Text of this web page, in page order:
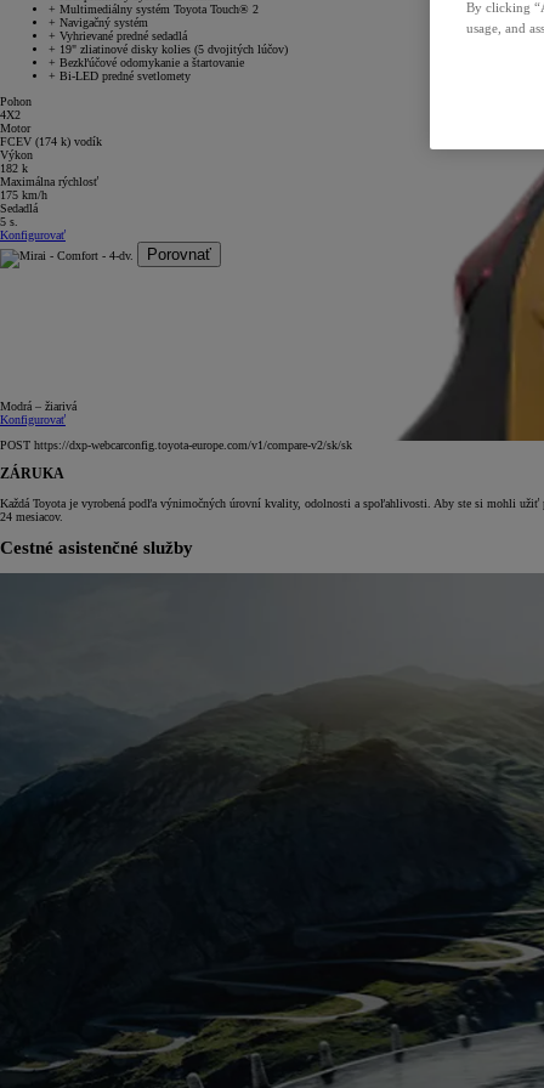
+ Multimediálny systém Toyota Touch® 2
+ Navigačný systém
+ Vyhrievané predné sedadlá
+ 19" zliatinové disky kolies (5 dvojitých lúčov)
+ Bezkľúčové odomykanie a štartovanie
+ Bi-LED predné svetlomety
Pohon
4X2
Motor
FCEV (174 k) vodík
Výkon
182 k
Maximálna rýchlosť
175 km/h
Sedadlá
5 s.
Konfigurovať
Porovnať
Modrá – žiarivá
Konfigurovať
POST https://dxp-webcarconfig.toyota-europe.com/v1/compare-v2/sk/sk
ZÁRUKA
Každá Toyota je vyrobená podľa výnimočných úrovní kvality, odolnosti a spoľahlivosti. Aby ste si mohli užiť
24 mesiacov.
Cestné asistenčné služby
By clicking
usage, and